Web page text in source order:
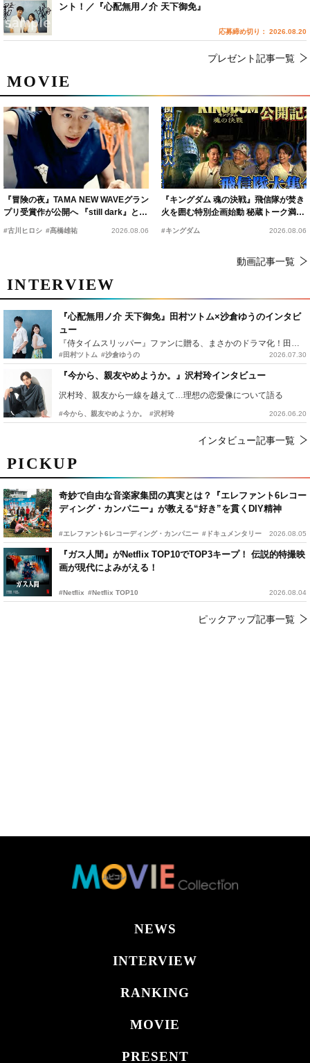
PICKUP
奇妙で自由な音楽家集団の真実とは？『エレファント6レコー
ディング・カンパニー』が教える“好き”を貫くDIY精神
#エレファント6レコーディング・カンパニー #ドキュメンタリー 2026.08.05
『ガス人間』がNetflix TOP10でTOP3キープ！ 伝説的特撮映
画が現代によみがえる！
#Netflix #Netflix TOP10 2026.08.04
ピックアップ記事一覧
MOVIE
『冒険の夜』TAMA NEW WAVEグラン
プリ受賞作が公開へ 『still dark』と同
時上映決定
#古川ヒロシ #髙橋雄祐 2026.08.06
『キングダム 魂の決戦』飛信隊が焚き
火を囲む特別企画始動 秘蔵トーク満載
の“キングダムキャンプ”開催
#キングダム 2026.08.06
動画記事一覧
INTERVIEW
『心配無用ノ介 天下御免』田村ツトム×沙倉ゆうのインタビ
ュー
『侍タイムスリッパー』ファンに贈る、まさかのドラマ化！田村ツトム×沙倉ゆうのが語る『心配無用ノ介』撮影秘話
#田村ツトム #沙倉ゆうの 2026.07.30
『今から、親友やめようか。』沢村玲インタビュー
沢村玲、親友から一線を越えて…理想の恋愛像について語る
#今から、親友やめようか。 #沢村玲 2026.06.20
インタビュー記事一覧
ント！／『心配無用ノ介 天下御免』
応募締め切り： 2026.08.20
プレゼント記事一覧
NEWS
INTERVIEW
RANKING
MOVIE
PRESENT